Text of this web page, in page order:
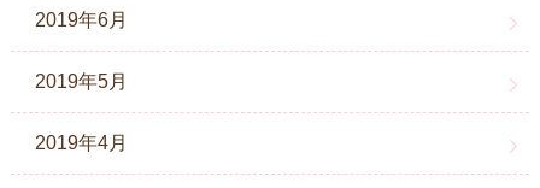
2019年6月
2019年5月
2019年4月